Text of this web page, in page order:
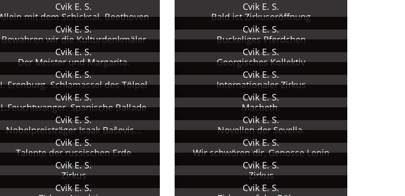
in Warschau 1966, Internationale
in der Tschechoslowakei 1970, Ehrenpreis der
Cvik E. S.
mit dem Schicksal. Beethoven
Cvik E. S.
Bald ist Zirkuseröffnung
Cvik E. S.
Bewahren wir die Kulturdenkmäler
Cvik E. S.
Buckeliges Pferdchen
Cvik E. S.
Der Meister und Margarita.
Cvik E. S.
Georgisches Kollektiv
Cvik E. S.
I. Erenburg. Schlamassel des Tölpel
Cvik E. S.
Internationaler Zirkus
Cvik E. S.
L.Feuchtwanger. Spanische Ballade
Cvik E. S.
Macbeth.
Cvik E. S.
Nobelpreisträger Isaak Baševis...
Cvik E. S.
Novellen der Sevella.
Cvik E. S.
Talente der russischen Erde
Cvik E. S.
Wir schwören dir, Genosse Lenin
Cvik E. S.
Zirkus
Cvik E. S.
Zirkus
Cvik E. S.
Cvik E. S.